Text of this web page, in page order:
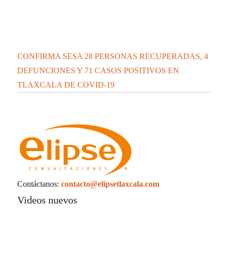
CONFIRMA SESA 28 PERSONAS RECUPERADAS, 4
DEFUNCIONES Y 71 CASOS POSITIVOS EN
TLAXCALA DE COVID-19
Contáctanos: contacto@elipsetlaxcala.com
Videos nuevos